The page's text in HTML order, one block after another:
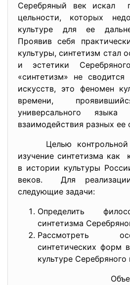
Серебряный век искал
цельности, которых
культуре для ее
Проявив себя
культуры, синтетизм стал
и эстетики
«синтетизм» не
искусств, это феномен
времени,
универсального языка
взаимодействия разных ее
Целью контрольной
изучение синтетизма как
в истории культуры
веков. Для
следующие задачи:
Определить
синтетизма
Рассмотреть
синтетических форм
культуре Серебряного
Объектом